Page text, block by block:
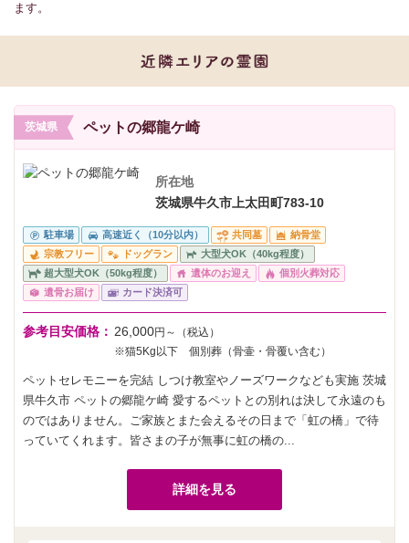
ます。
茨城県 ペットの郷龍ケ崎
所在地
茨城県牛久市上太田町783-10
駐車場 高速近く（10分以内） 共同墓
納骨堂
宗教フリー
ドッグラン
大型犬OK（40kg程度）
超大型犬OK（50kg程度）
遺体のお迎え
個別火葬対応
遺骨お届け
カード決済可
参考目安価格： 26,000円～（税込）
※猫5Kg以下 個別葬（骨壷・骨覆い含む）
ペットセレモニーを完結 しつけ教室やノーズワークなども実施 茨城
県牛久市 ペットの郷龍ケ崎 愛するペットとの別れは決して永遠のも
のではありません。ご家族とまた会えるその日まで「虹の橋」で待
っていてくれます。皆さまの子が無事に虹の橋の...
詳細を見る